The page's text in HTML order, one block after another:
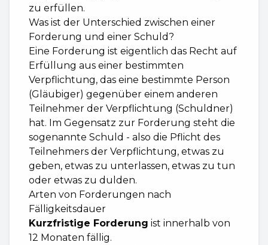
zu erfüllen.
Was ist der Unterschied zwischen einer
Forderung und einer Schuld?
Eine Forderung ist eigentlich das Recht auf
Erfüllung aus einer bestimmten
Verpflichtung, das eine bestimmte Person
(Gläubiger) gegenüber einem anderen
Teilnehmer der Verpflichtung (Schuldner)
hat. Im Gegensatz zur Forderung steht die
sogenannte Schuld - also die Pflicht des
Teilnehmers der Verpflichtung, etwas zu
geben, etwas zu unterlassen, etwas zu tun
oder etwas zu dulden.
Arten von Forderungen nach
Fälligkeitsdauer
Kurzfristige Forderung ist innerhalb von
12 Monaten fällig.